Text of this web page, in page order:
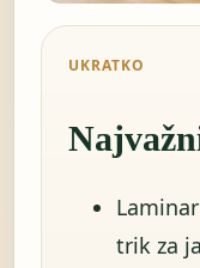
UKRATKO
trik za